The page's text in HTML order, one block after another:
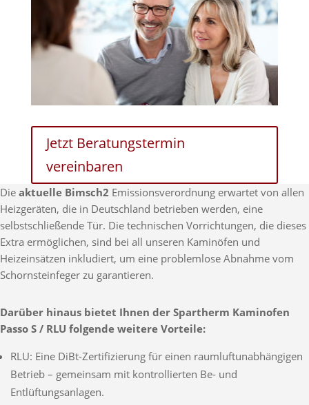
Jetzt Beratungstermin
vereinbaren
Die aktuelle Bimsch2 Emissionsverordnung erwartet von allen
Heizgeräten, die in Deutschland betrieben werden, eine
selbstschließende Tür. Die technischen Vorrichtungen, die dieses
Extra ermöglichen, sind bei all unseren Kaminöfen und
Heizeinsätzen inkludiert, um eine problemlose Abnahme vom
Schornsteinfeger zu garantieren.
Darüber hinaus bietet Ihnen der Spartherm Kaminofen
Passo S / RLU folgende weitere Vorteile:
RLU: Eine DiBt-Zertifizierung für einen raumluftunabhängigen
Betrieb – gemeinsam mit kontrollierten Be- und
Entlüftungsanlagen.